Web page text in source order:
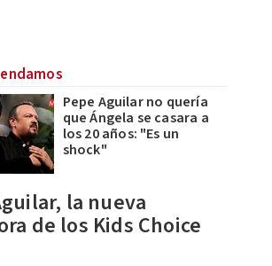
Pepe Aguilar no quería
que Ángela se casara a
los 20 años: "Es un
shock"
la nueva
de los Kids Choice